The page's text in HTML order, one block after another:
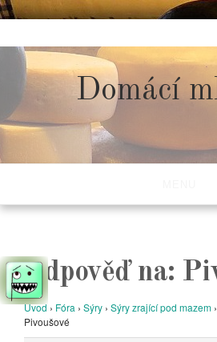
to
content
Domácí
Odpověď na:
Úvod › Fóra › Sýry › Sýry zrající pod mazem ›
Pivoušové